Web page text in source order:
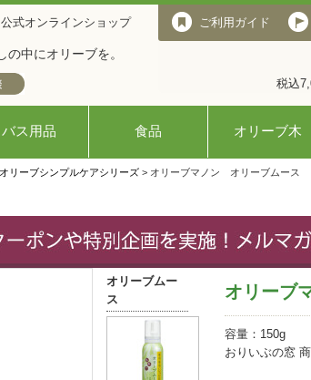
式オンラインショップ
の中にオリーブを。
ご利用ガイド
税込
バス用品 食品 オリーブ木
リーブシンプルケアシリーズ> オリーブマノン オリーブムース
オリーブ
容量：150g
おりいぶの窓
オリーブムー
ス